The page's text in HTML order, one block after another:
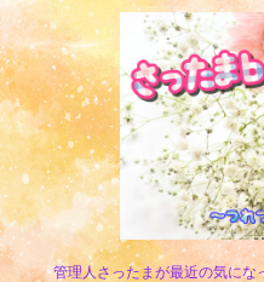
管理人さったまが最近の気にな